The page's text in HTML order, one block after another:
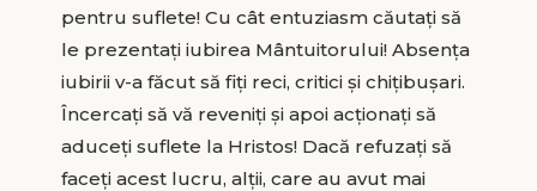
pentru suflete! Cu cât entuziasm căutați să
le prezentați iubirea Mântuitorului! Absența
iubirii v-a făcut să fiți reci, critici și chițibușari.
Încercați să vă reveniți și apoi acționați să
aduceți suflete la Hristos! Dacă refuzați să
faceți acest lucru, alții, care au avut mai